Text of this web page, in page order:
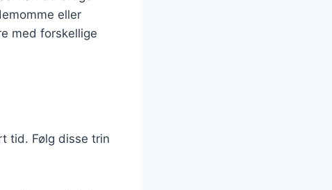
eller
med forskellige
tid. Følg disse trin